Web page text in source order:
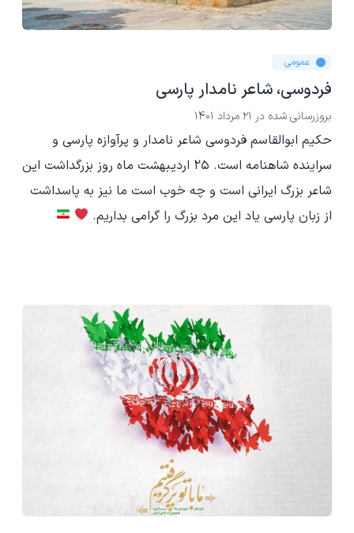
عمومی
فردوسی، شاعر نامدار پارسی
بروزرسانی شده در 21 مرداد 1401
حکیم ابوالقاسم فردوسی شاعر نامدار و پرآوازه پارسی و
سراینده شاهنامه است. 25 اردیبهشت ماه روز بزرگداشت این
شاعر بزرگ ایرانی است و چه خوب است ما نیز به پاسداشت
از زبان پارسی یاد این مرد بزرگ را گرامی بداریم.